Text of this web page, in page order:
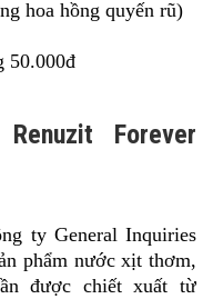
hoa hồng quyến rũ)
50.000đ
Forever
ty General Inquiries
phẩm nước xịt thơm,
được chiết xuất từ